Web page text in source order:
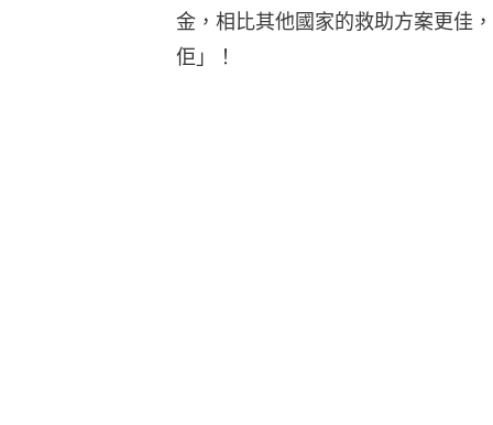
金，相比其他國家的救助方案更佳
佢」！